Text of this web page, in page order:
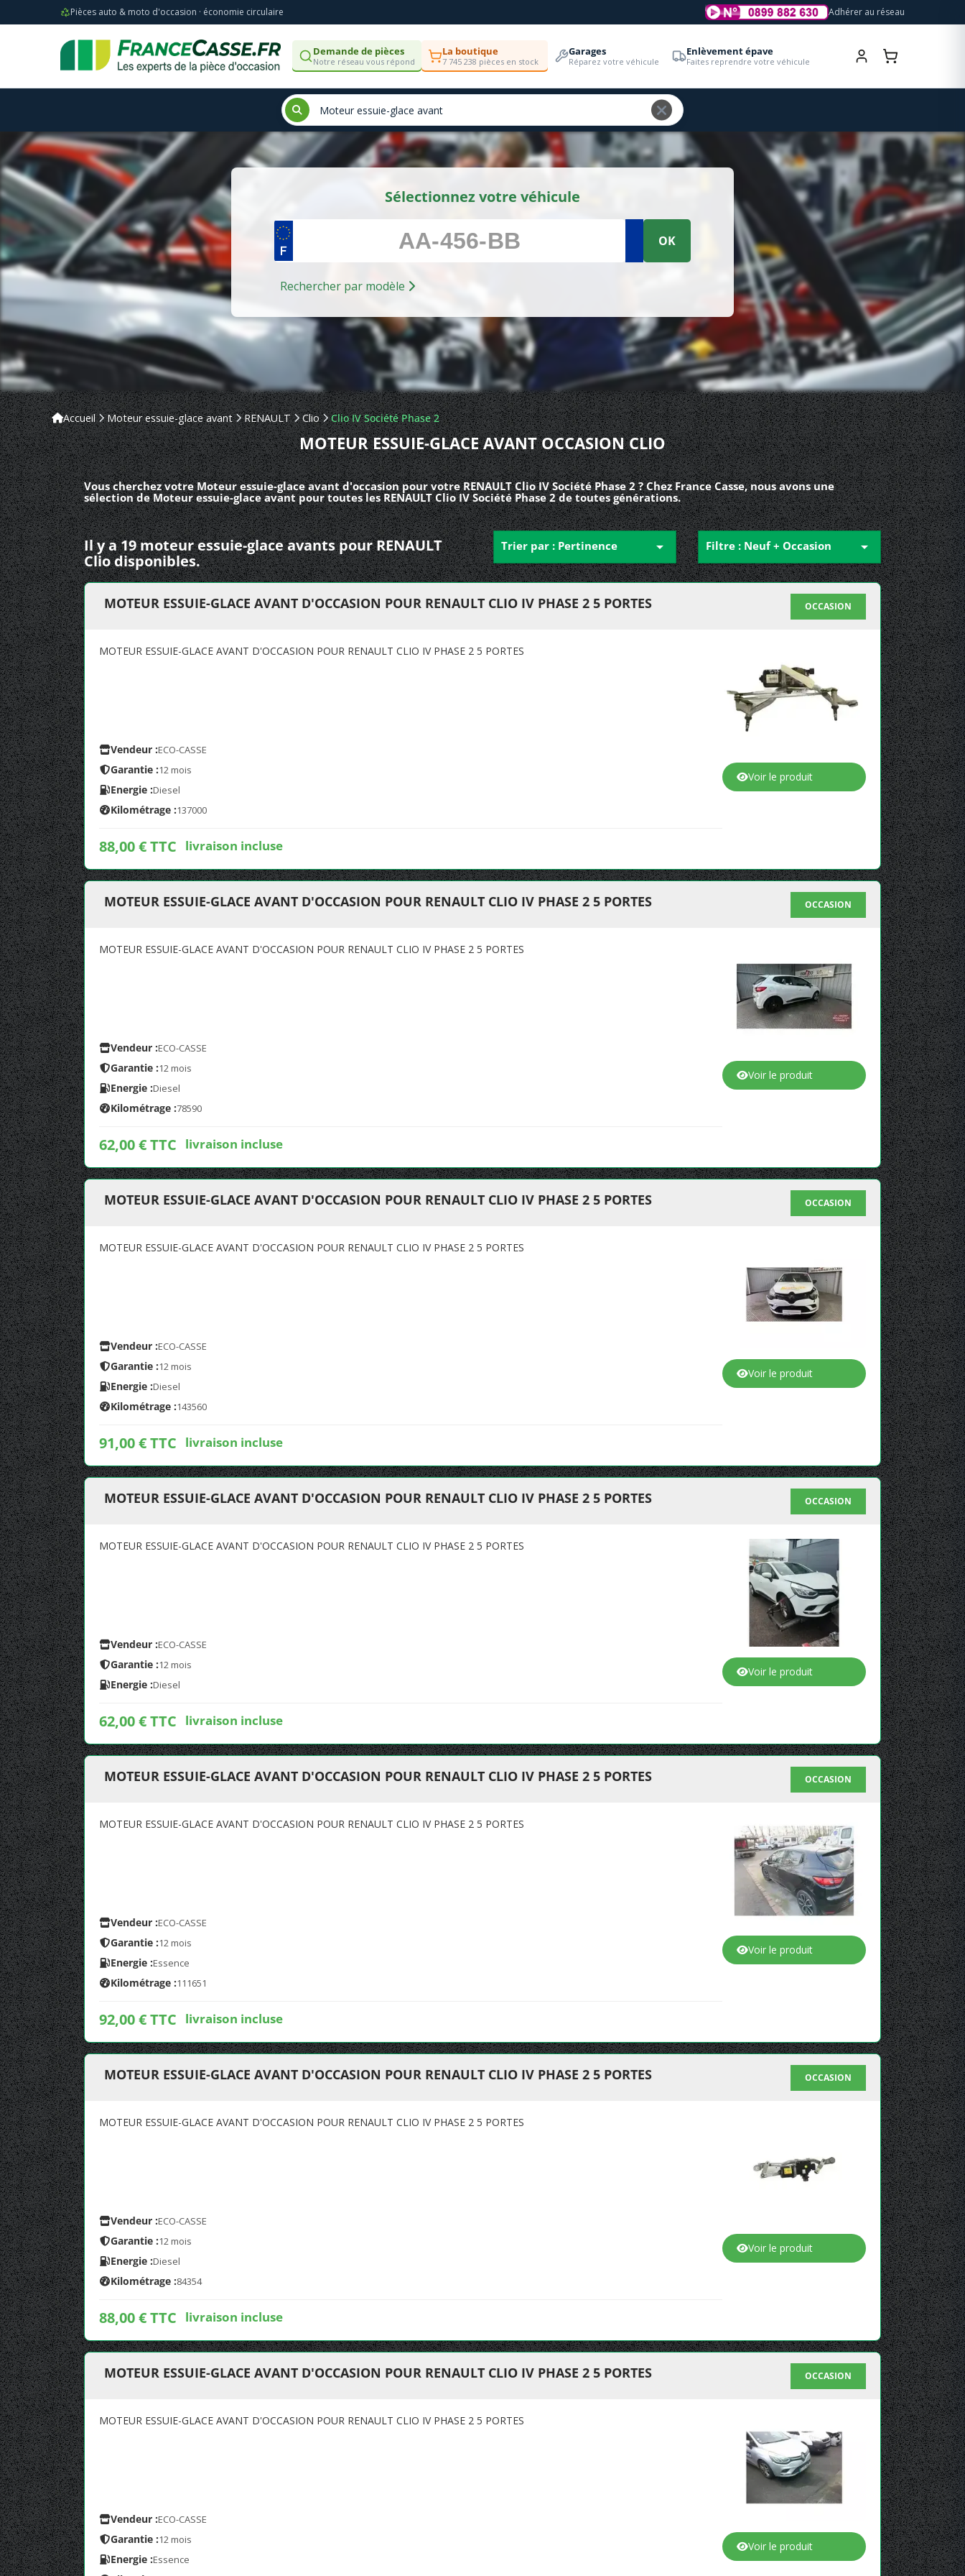
Pièces auto & moto d'occasion · économie circulaire Adhérer au réseau
Demande de pièces
Notre réseau vous répond
La boutique
7 745 238 pièces en stock
Garages
Réparez votre véhicule
Enlèvement épave
Faites reprendre votre véhicule
Sélectionnez votre véhicule
OK
Rechercher par modèle
Accueil Moteur essuie-glace avant RENAULT Clio Clio IV Société Phase 2
MOTEUR ESSUIE-GLACE AVANT OCCASION CLIO
Vous cherchez votre Moteur essuie-glace avant d'occasion pour votre RENAULT Clio IV Société Phase 2 ? Chez France Casse, nous avons une
sélection de Moteur essuie-glace avant pour toutes les RENAULT Clio IV Société Phase 2 de toutes générations.
Il y a 19 moteur essuie-glace avants pour RENAULT
Clio disponibles.
Trier par : Pertinence  Filtre : Neuf + Occasion 
MOTEUR ESSUIE-GLACE AVANT D'OCCASION POUR RENAULT CLIO IV PHASE 2 5 PORTES OCCASION
MOTEUR ESSUIE-GLACE AVANT D'OCCASION POUR RENAULT CLIO IV PHASE 2 5 PORTES
Vendeur :ECO-CASSE
Garantie :12 mois
Energie :Diesel
Kilométrage :137000
88,00 € TTC livraison incluse
Voir le produit
MOTEUR ESSUIE-GLACE AVANT D'OCCASION POUR RENAULT CLIO IV PHASE 2 5 PORTES OCCASION
MOTEUR ESSUIE-GLACE AVANT D'OCCASION POUR RENAULT CLIO IV PHASE 2 5 PORTES
Vendeur :ECO-CASSE
Garantie :12 mois
Energie :Diesel
Kilométrage :78590
62,00 € TTC livraison incluse
Voir le produit
MOTEUR ESSUIE-GLACE AVANT D'OCCASION POUR RENAULT CLIO IV PHASE 2 5 PORTES OCCASION
MOTEUR ESSUIE-GLACE AVANT D'OCCASION POUR RENAULT CLIO IV PHASE 2 5 PORTES
Vendeur :ECO-CASSE
Garantie :12 mois
Energie :Diesel
Kilométrage :143560
91,00 € TTC livraison incluse
Voir le produit
MOTEUR ESSUIE-GLACE AVANT D'OCCASION POUR RENAULT CLIO IV PHASE 2 5 PORTES OCCASION
MOTEUR ESSUIE-GLACE AVANT D'OCCASION POUR RENAULT CLIO IV PHASE 2 5 PORTES
Vendeur :ECO-CASSE
Garantie :12 mois
Energie :Diesel
62,00 € TTC livraison incluse
Voir le produit
MOTEUR ESSUIE-GLACE AVANT D'OCCASION POUR RENAULT CLIO IV PHASE 2 5 PORTES OCCASION
MOTEUR ESSUIE-GLACE AVANT D'OCCASION POUR RENAULT CLIO IV PHASE 2 5 PORTES
Vendeur :ECO-CASSE
Garantie :12 mois
Energie :Essence
Kilométrage :111651
92,00 € TTC livraison incluse
Voir le produit
MOTEUR ESSUIE-GLACE AVANT D'OCCASION POUR RENAULT CLIO IV PHASE 2 5 PORTES OCCASION
MOTEUR ESSUIE-GLACE AVANT D'OCCASION POUR RENAULT CLIO IV PHASE 2 5 PORTES
Vendeur :ECO-CASSE
Garantie :12 mois
Energie :Diesel
Kilométrage :84354
88,00 € TTC livraison incluse
Voir le produit
MOTEUR ESSUIE-GLACE AVANT D'OCCASION POUR RENAULT CLIO IV PHASE 2 5 PORTES OCCASION
MOTEUR ESSUIE-GLACE AVANT D'OCCASION POUR RENAULT CLIO IV PHASE 2 5 PORTES
Vendeur :ECO-CASSE
Garantie :12 mois
Energie :Essence
Voir le produit